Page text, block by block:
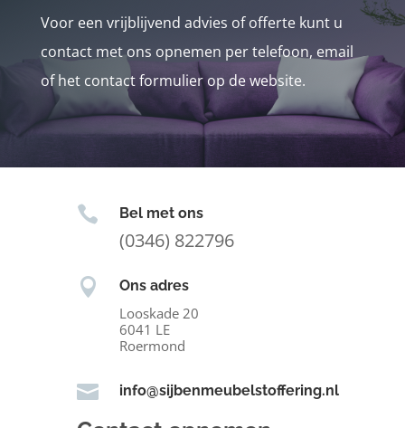
Voor een vrijblijvend advies of offerte kunt u
contact met ons opnemen per telefoon, email
of het contact formulier op de website.
 Bel met ons
(0346) 822796
 Ons adres
Looskade 20
6041 LE
Roermond
 info@sijbenmeubelstoffering.nl